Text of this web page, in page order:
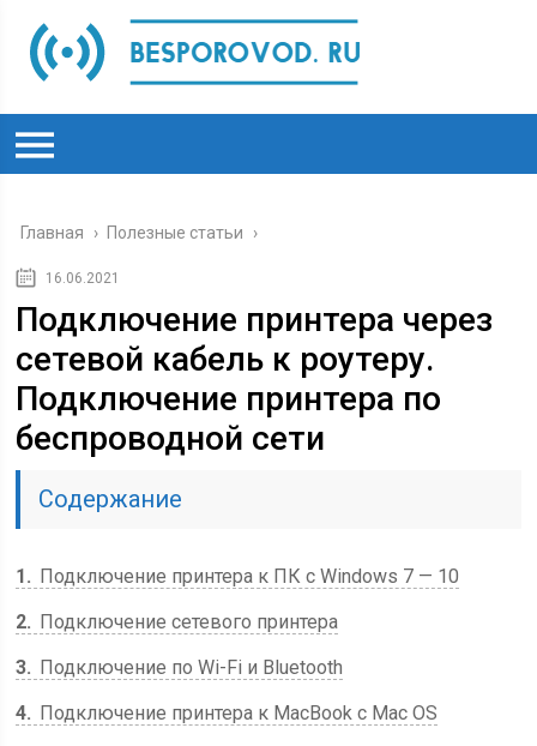
Главная › Полезные статьи ›
16.06.2021
Подключение принтера через
сетевой кабель к роутеру.
Подключение принтера по
беспроводной сети
Содержание
1
Подключение принтера к ПК с Windows 7 — 10
2
Подключение сетевого принтера
3
Подключение по Wi-Fi и Bluetooth
4
Подключение принтера к MacBook с Mac OS